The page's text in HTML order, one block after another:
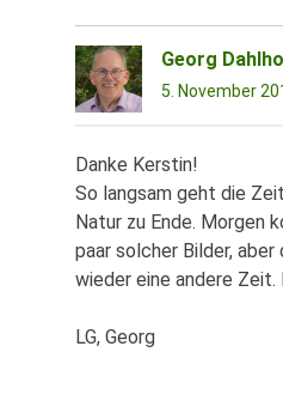
Georg
5. November
Danke Kerstin!
So langsam geht die
Natur zu Ende. Morgen
paar solcher Bilder,
wieder eine andere Zeit.
LG, Georg